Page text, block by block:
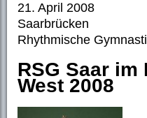
21. April 2008
Saarbrücken
Rhythmische
RSG Saar
West 2008